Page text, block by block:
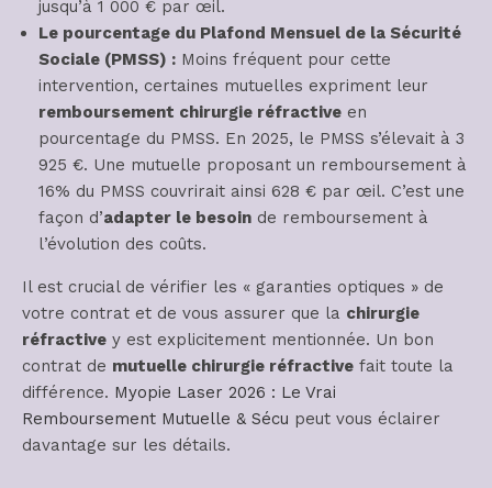
jusqu’à 1 000 € par œil.
Le pourcentage du Plafond Mensuel de la Sécurité
Sociale (PMSS) : Moins fréquent pour cette
intervention, certaines mutuelles expriment leur
remboursement chirurgie réfractive en
pourcentage du PMSS. En 2025, le PMSS s’élevait à 3
925 €. Une mutuelle proposant un remboursement à
16% du PMSS couvrirait ainsi 628 € par œil. C’est une
façon d’adapter le besoin de remboursement à
l’évolution des coûts.
Il est crucial de vérifier les « garanties optiques » de
votre contrat et de vous assurer que la chirurgie
réfractive y est explicitement mentionnée. Un bon
contrat de mutuelle chirurgie réfractive fait toute la
différence. Myopie Laser 2026 : Le Vrai
Remboursement Mutuelle & Sécu peut vous éclairer
davantage sur les détails.